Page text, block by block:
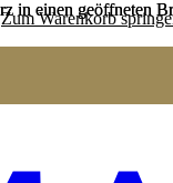
Zum Warenkorb